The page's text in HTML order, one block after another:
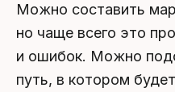
Можно составить
но чаще всего это
и ошибок. Можно
путь, в котором